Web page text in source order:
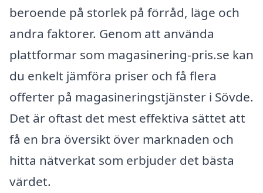
beroende på storlek på förråd, läge och
andra faktorer. Genom att använda
plattformar som magasinering-pris.se kan
du enkelt jämföra priser och få flera
offerter på magasineringstjänster i Sövde.
Det är oftast det mest effektiva sättet att
få en bra översikt över marknaden och
hitta nätverkat som erbjuder det bästa
värdet.